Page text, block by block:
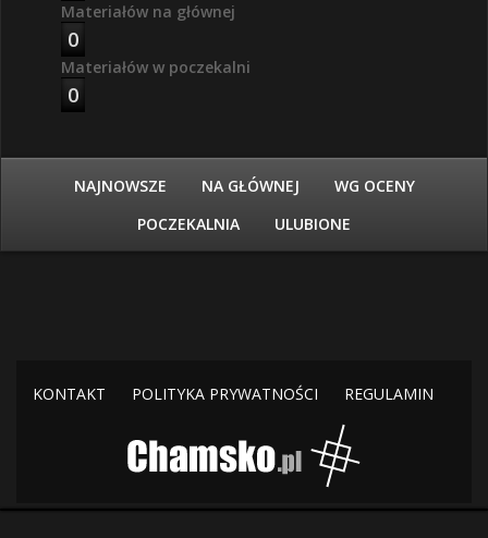
Materiałów na głównej
0
Materiałów w poczekalni
0
NAJNOWSZE NA GŁÓWNEJ
WG OCENY
POCZEKALNIA
ULUBIONE
KONTAKT POLITYKA PRYWATNOŚCI REGULAMIN